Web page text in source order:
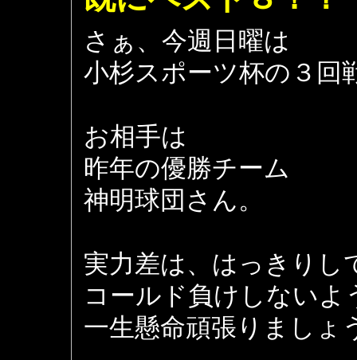
さぁ、今週日曜は
小杉スポーツ杯の３回
お相手は
昨年の優勝チーム
神明球団さん。
実力差は、はっきりし
コールド負けしないよ
一生懸命頑張りましょ